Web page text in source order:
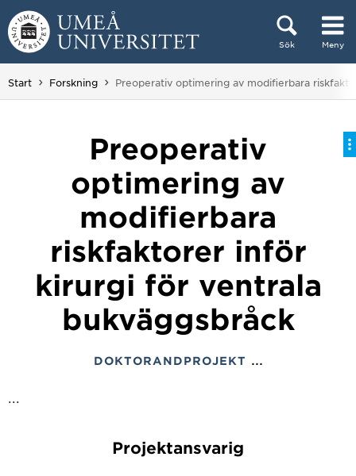
Hoppa direkt till innehållet
Sök Meny
Huvudmenyn dold.
Start Forskning Du är här:
Preoperativ optimering av modifierbara
Preoperativ
optimering av
modifierbara
riskfaktorer inför
kirurgi för ventrala
bukväggsbråck
DOKTORANDPROJEKT ...
...
Projektansvarig